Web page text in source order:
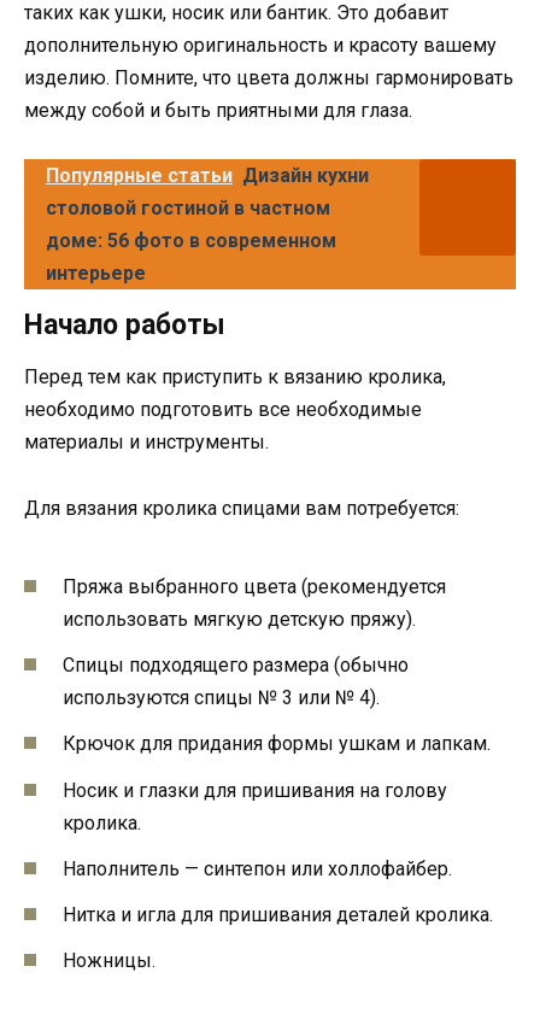
таких как ушки, носик или бантик. Это добавит
дополнительную оригинальность и красоту вашему
изделию. Помните, что цвета должны гармонировать
между собой и быть приятными для глаза.
Популярные статьи Дизайн кухни
столовой гостиной в частном
доме: 56 фото в современном
интерьере
Начало работы
Перед тем как приступить к вязанию кролика,
необходимо подготовить все необходимые
материалы и инструменты.
Для вязания кролика спицами вам потребуется:
Пряжа выбранного цвета (рекомендуется
использовать мягкую детскую пряжу).
Спицы подходящего размера (обычно
используются спицы № 3 или № 4).
Крючок для придания формы ушкам и лапкам.
Носик и глазки для пришивания на голову
кролика.
Наполнитель — синтепон или холлофайбер.
Нитка и игла для пришивания деталей кролика.
Ножницы.